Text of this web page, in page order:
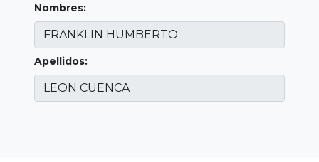
Nombres:
Apellidos: